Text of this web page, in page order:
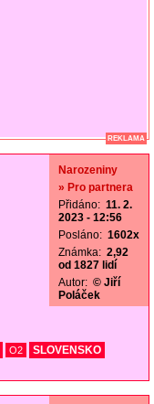
REKLAMA
Narozeniny
» Pro partnera
Přidáno: 11. 2.
2023 - 12:56
Posláno: 1602x
Známka: 2,92
od 1827 lidí
Autor: © Jiří
Poláček
O2
SLOVENSKO